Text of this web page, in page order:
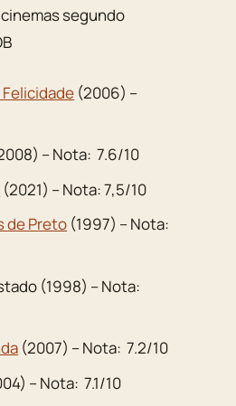
segundo
Felicidade (2006) –
– Nota: 7.6/10
(2021) – Nota: 7,5/10
de Preto (1997) – Nota:
(1998) – Nota:
(2007) – Nota: 7.2/10
– Nota: 7.1/10